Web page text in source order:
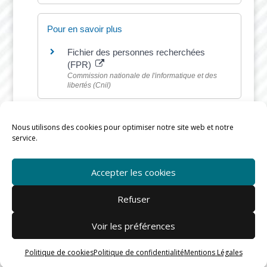
Nous utilisons des cookies pour optimiser notre site web et notre
service.
Accepter les cookies
Refuser
Voir les préférences
Politique de cookiesPolitique de confidentialitéMentions Légales
Pour en savoir plus
Fichier des personnes recherchées
(FPR)
Commission nationale de l'informatique et des
libertés (Cnil)
Mairie de Rieux © |mentions légales-
confidentialité-Cookies